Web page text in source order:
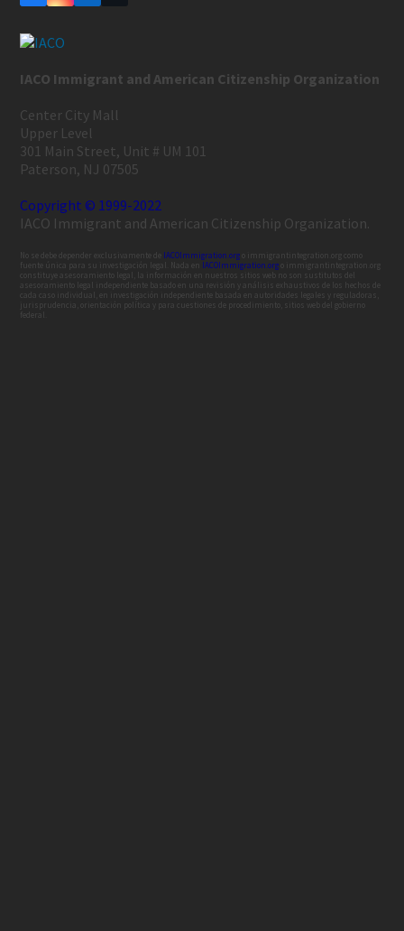
IACO Immigrant and American Citizenship Organization
Center City Mall
Upper Level
301 Main Street, Unit # UM 101
Paterson, NJ 07505
Copyright © 1999-2022
IACO Immigrant and American Citizenship Organization.
No se debe depender exclusivamente de IACOImmigration.org o immigrantintegration.org como
fuente única para su investigación legal. Nada en IACOImmigration.org o immigrantintegration.org
constituye asesoramiento legal, la información en nuestros sitios web no son sustitutos del
asesoramiento legal independiente basado en una revisión y análisis exhaustivos de los hechos de
cada caso individual, en investigación independiente basada en autoridades legales y reguladoras,
jurisprudencia, orientación política y para cuestiones de procedimiento, sitios web del gobierno
federal.